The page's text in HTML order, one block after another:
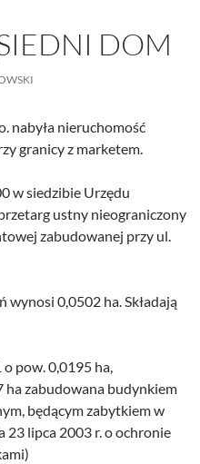
DOM
nabyła nieruchomość
granicy z marketem.
w siedzibie Urzędu
ustny nieograniczony
zabudowanej przy ul.
0,0502 ha. Składają
pow. 0,0195 ha,
ha zabudowana budynkiem
będącym zabytkiem w
23 lipca 2003 r. o ochronie